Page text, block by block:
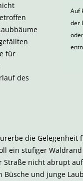
Auf
der
für
des
die Gelegenheit
ein stufiger
Straße nicht abrupt
und junge